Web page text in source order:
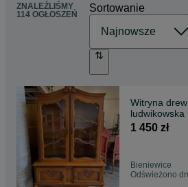
ZNALEŹLIŚMY
114 OGŁOSZEŃ
Sortowanie
Witryna
1 450 zł
Bieniewice
Odświeżono